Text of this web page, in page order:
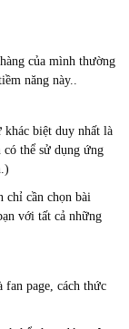
của mình thường
năng này..
khác biệt duy nhất là
thể sử dụng ứng
chỉ cần chọn bài
với tất cả những
fan page, cách thức